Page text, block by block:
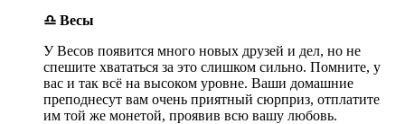
♎ Весы
У Весов появится много новых друзей и дел, но не
спешите хвататься за это слишком сильно. Помните, у
вас и так всё на высоком уровне. Ваши домашние
преподнесут вам очень приятный сюрприз, отплатите
им той же монетой, проявив всю вашу любовь.